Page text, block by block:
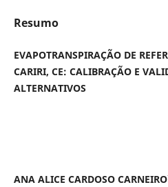
Resumo
EVAPOTRANSPIRAÇÃO DE
CARIRI, CE: CALIBRAÇÃO E
ALTERNATIVOS
ANA ALICE CARDOSO CARNEIRO